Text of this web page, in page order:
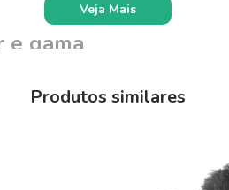
e gama
as possibilidades, especialmente
Veja Mais
Produtos similares